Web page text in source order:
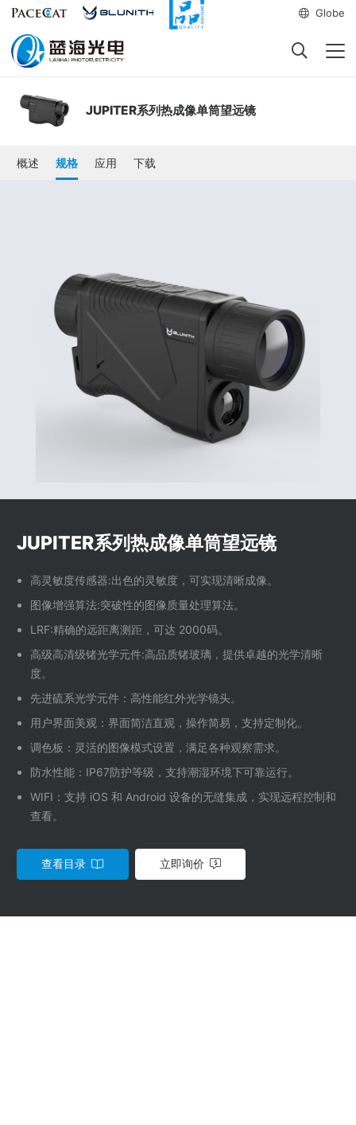
Globe
JUPITER系列热成像单筒望远镜
概述 规格 应用 下载
JUPITER系列热成像单筒望远镜
高灵敏度传感器:出色的灵敏度，可实现清晰成像。
图像增强算法:突破性的图像质量处理算法。
LRF:精确的远距离测距，可达 2000码。
高级高清级锗光学元件:高品质锗玻璃，提供卓越的光学清晰
度。
先进硫系光学元件：高性能红外光学镜头。
用户界面美观：界面简洁直观，操作简易，支持定制化。
调色板：灵活的图像模式设置，满足各种观察需求。
防水性能： IP67防护等级，支持潮湿环境下可靠运行。
WIFI ：支持 iOS 和 Android 设备的无缝集成，实现远程控制和
查看。
查看目录 立即询价